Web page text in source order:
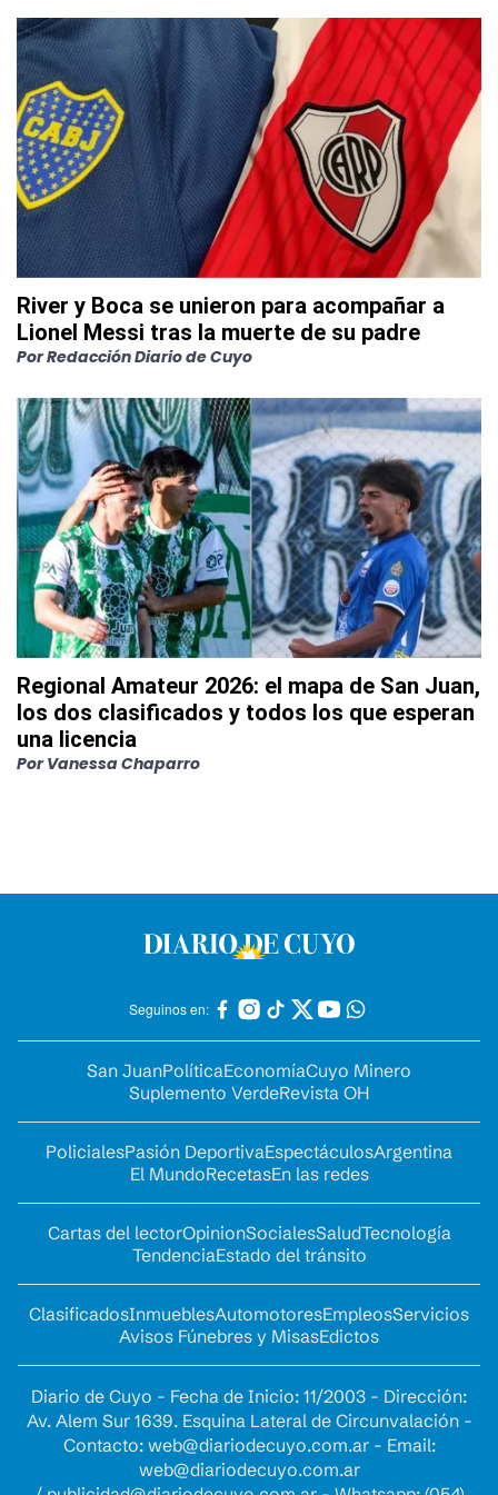
River y Boca se unieron para acompañar a
Lionel Messi tras la muerte de su padre
PorRedacción Diario de Cuyo
Regional Amateur 2026: el mapa de San Juan,
los dos clasificados y todos los que esperan
una licencia
Por Vanessa Chaparro
Seguinos en:
San JuanPolíticaEconomíaCuyo Minero
Suplemento VerdeRevista OH
PolicialesPasión DeportivaEspectáculosArgentina
El MundoRecetasEn las redes
Cartas del lectorOpinionSocialesSaludTecnología
TendenciaEstado del tránsito
ClasificadosInmueblesAutomotoresEmpleosServicios
Avisos Fúnebres y MisasEdictos
Diario de Cuyo - Fecha de Inicio: 11/2003 - Dirección:
Av. Alem Sur 1639. Esquina Lateral de Circunvalación -
Contacto: web@diariodecuyo.com.ar- Email:
web@diariodecuyo.com.ar